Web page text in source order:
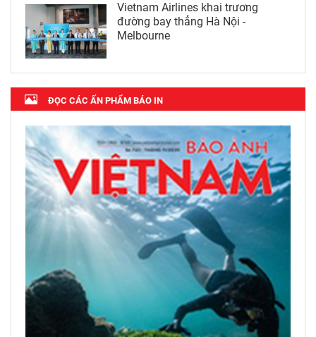
Vietnam Airlines khai trương
đường bay thẳng Hà Nội -
Melbourne
ĐỌC CÁC ẤN PHẨM BÁO IN